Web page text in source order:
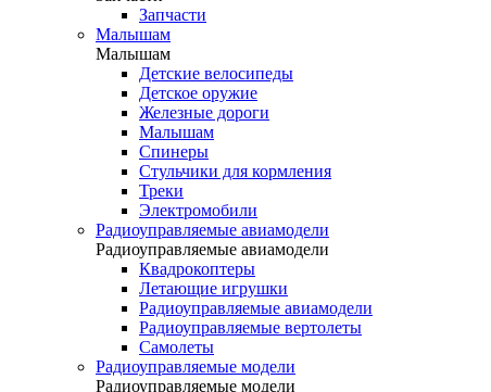
Запчасти
Малышам
Малышам
Детские велосипеды
Детское оружие
Железные дороги
Малышам
Спинеры
Стульчики для кормления
Треки
Электромобили
Радиоуправляемые авиамодели
Радиоуправляемые авиамодели
Квадрокоптеры
Летающие игрушки
Радиоуправляемые авиамодели
Радиоуправляемые вертолеты
Самолеты
Радиоуправляемые модели
Радиоуправляемые модели